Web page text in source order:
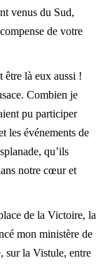
venus du Sud,
de votre
être là eux aussi !
Combien je
pu participer
les événements de
qu’ils
notre cœur et
de la Victoire, la
mon ministère de
sur la Vistule, entre